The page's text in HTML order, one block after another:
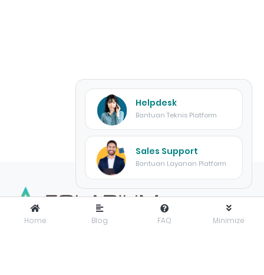
Home Blog FAQ Minimize
Helpdesk
Bantuan Teknis Platform
Sales Support
Bantuan Layanan Platform